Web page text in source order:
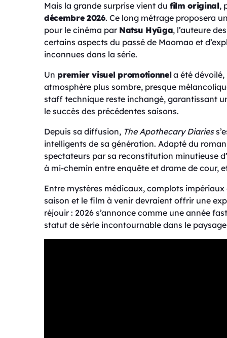
Mais la grande surprise vient du film original,
décembre 2026. Ce long métrage proposera
pour le cinéma par Natsu Hyūga, l’auteure
certains aspects du passé de Maomao et
inconnues dans la série.
Un premier visuel promotionnela été dévoilé,
atmosphère plus sombre, presque
staff technique reste inchangé, garantissant
le succès des précédentes saisons.
Depuis sa diffusion, The Apothecary Diaries
intelligents de sa génération. Adapté du
spectateurs par sa reconstitution minutieuse
à mi-chemin entre enquête et drame de cour,
Entre mystères médicaux, complots
saison et le film à venir devraient offrir une
réjouir : 2026 s’annonce comme une année
statut de série incontournable dans le